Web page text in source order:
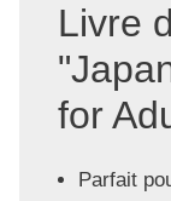
Livre
for
Parfait